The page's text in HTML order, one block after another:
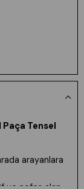
Paça Tensel
arayanlara